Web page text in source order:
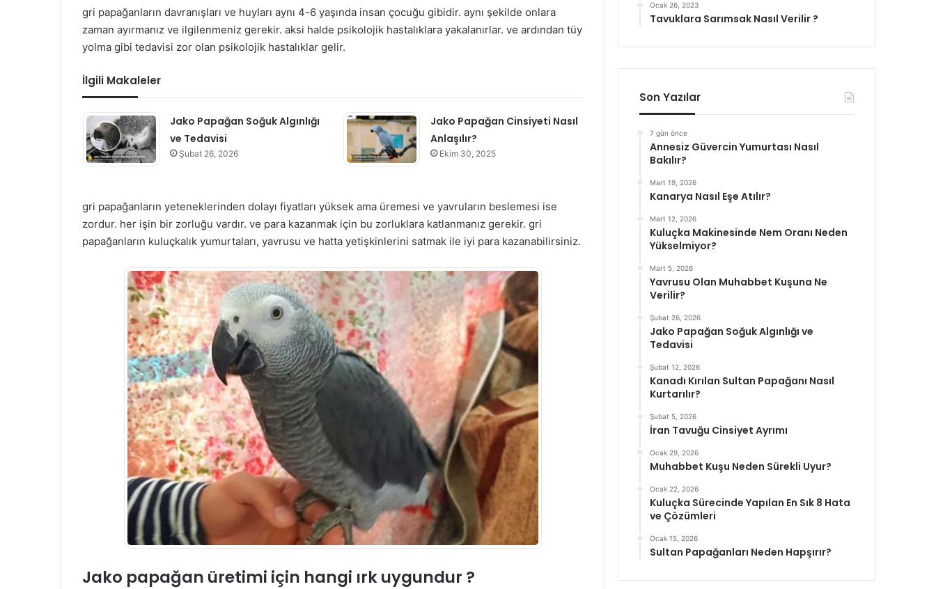
gri papağanların davranışları ve huyları aynı 4-6 yaşında insan çocuğu gibidir. aynı şekilde onlara
zaman ayırmanız ve ilgilenmeniz gerekir. aksi halde psikolojik hastalıklara yakalanırlar. ve ardından tüy
yolma gibi tedavisi zor olan psikolojik hastalıklar gelir.
İlgili Makaleler
Jako Papağan Soğuk Algınlığı
ve Tedavisi
Şubat 26, 2026
Jako Papağan Cinsiyeti Nasıl
Anlaşılır?
Ekim 30, 2025
gri papağanların yeteneklerinden dolayı fiyatları yüksek ama üremesi ve yavruların beslemesi ise
zordur. her işin bir zorluğu vardır. ve para kazanmak için bu zorluklara katlanmanız gerekir. gri
papağanların kuluçkalık yumurtaları, yavrusu ve hatta yetişkinlerini satmak ile iyi para kazanabilirsiniz.
Jako papağan üretimi için hangi ırk uygundur ?
Ocak 26, 2023
Tavuklara Sarımsak Nasıl Verilir ?
Son Yazılar
7 gün önce
Annesiz Güvercin Yumurtası Nasıl
Bakılır?
Mart 19, 2026
Kanarya Nasıl Eşe Atılır?
Mart 12, 2026
Kuluçka Makinesinde Nem Oranı Neden
Yükselmiyor?
Mart 5, 2026
Yavrusu Olan Muhabbet Kuşuna Ne
Verilir?
Şubat 26, 2026
Jako Papağan Soğuk Algınlığı ve
Tedavisi
Şubat 12, 2026
Kanadı Kırılan Sultan Papağanı Nasıl
Kurtarılır?
Şubat 5, 2026
İran Tavuğu Cinsiyet Ayrımı
Ocak 29, 2026
Muhabbet Kuşu Neden Sürekli Uyur?
Ocak 22, 2026
Kuluçka Sürecinde Yapılan En Sık 8 Hata
ve Çözümleri
Ocak 15, 2026
Sultan Papağanları Neden Hapşırır?